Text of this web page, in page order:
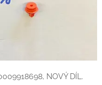
NOVÝ DÍL.